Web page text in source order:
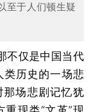
至于人们顿生疑
仅是中国当代
类历史的一场悲
那场悲剧记忆犹